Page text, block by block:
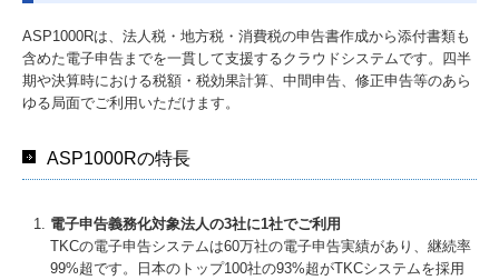
ASP1000Rは、法人税・地方税・消費税の申告書作成から添付書類も
含めた電子申告までを一貫して支援するクラウドシステムです。四半
期や決算時における税額・税効果計算、中間申告、修正申告等のあら
ゆる局面でご利用いただけます。
ASP1000Rの特長
電子申告義務化対象法人の3社に1社でご利用
TKCの電子申告システムは60万社の電子申告実績があり、継続率
99%超です。日本のトップ100社の93%超がTKCシステムを採用